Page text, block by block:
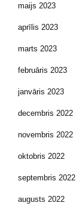
maijs 2023
aprīlis 2023
marts 2023
februāris 2023
janvāris 2023
decembris 2022
novembris 2022
oktobris 2022
septembris 2022
augusts 2022